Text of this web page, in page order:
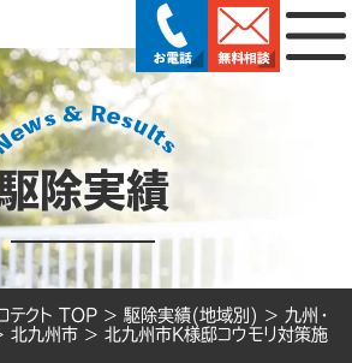
除実績
テクト TOP > 駆除実績(地域別) > 九州・
北九州市 > 北九州市K様邸コウモリ対策施